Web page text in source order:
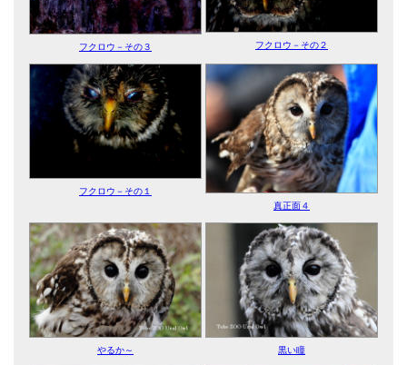
フクロウ－その３ フクロウ－その２
フクロウ－その１
真正面４
やるか～ 黒い瞳